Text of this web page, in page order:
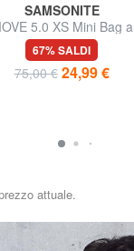
SAMSONITE
5.0 XS Mini Bag a
tracolla
67% SALDI
75,00 € 24,99 €
attuale.